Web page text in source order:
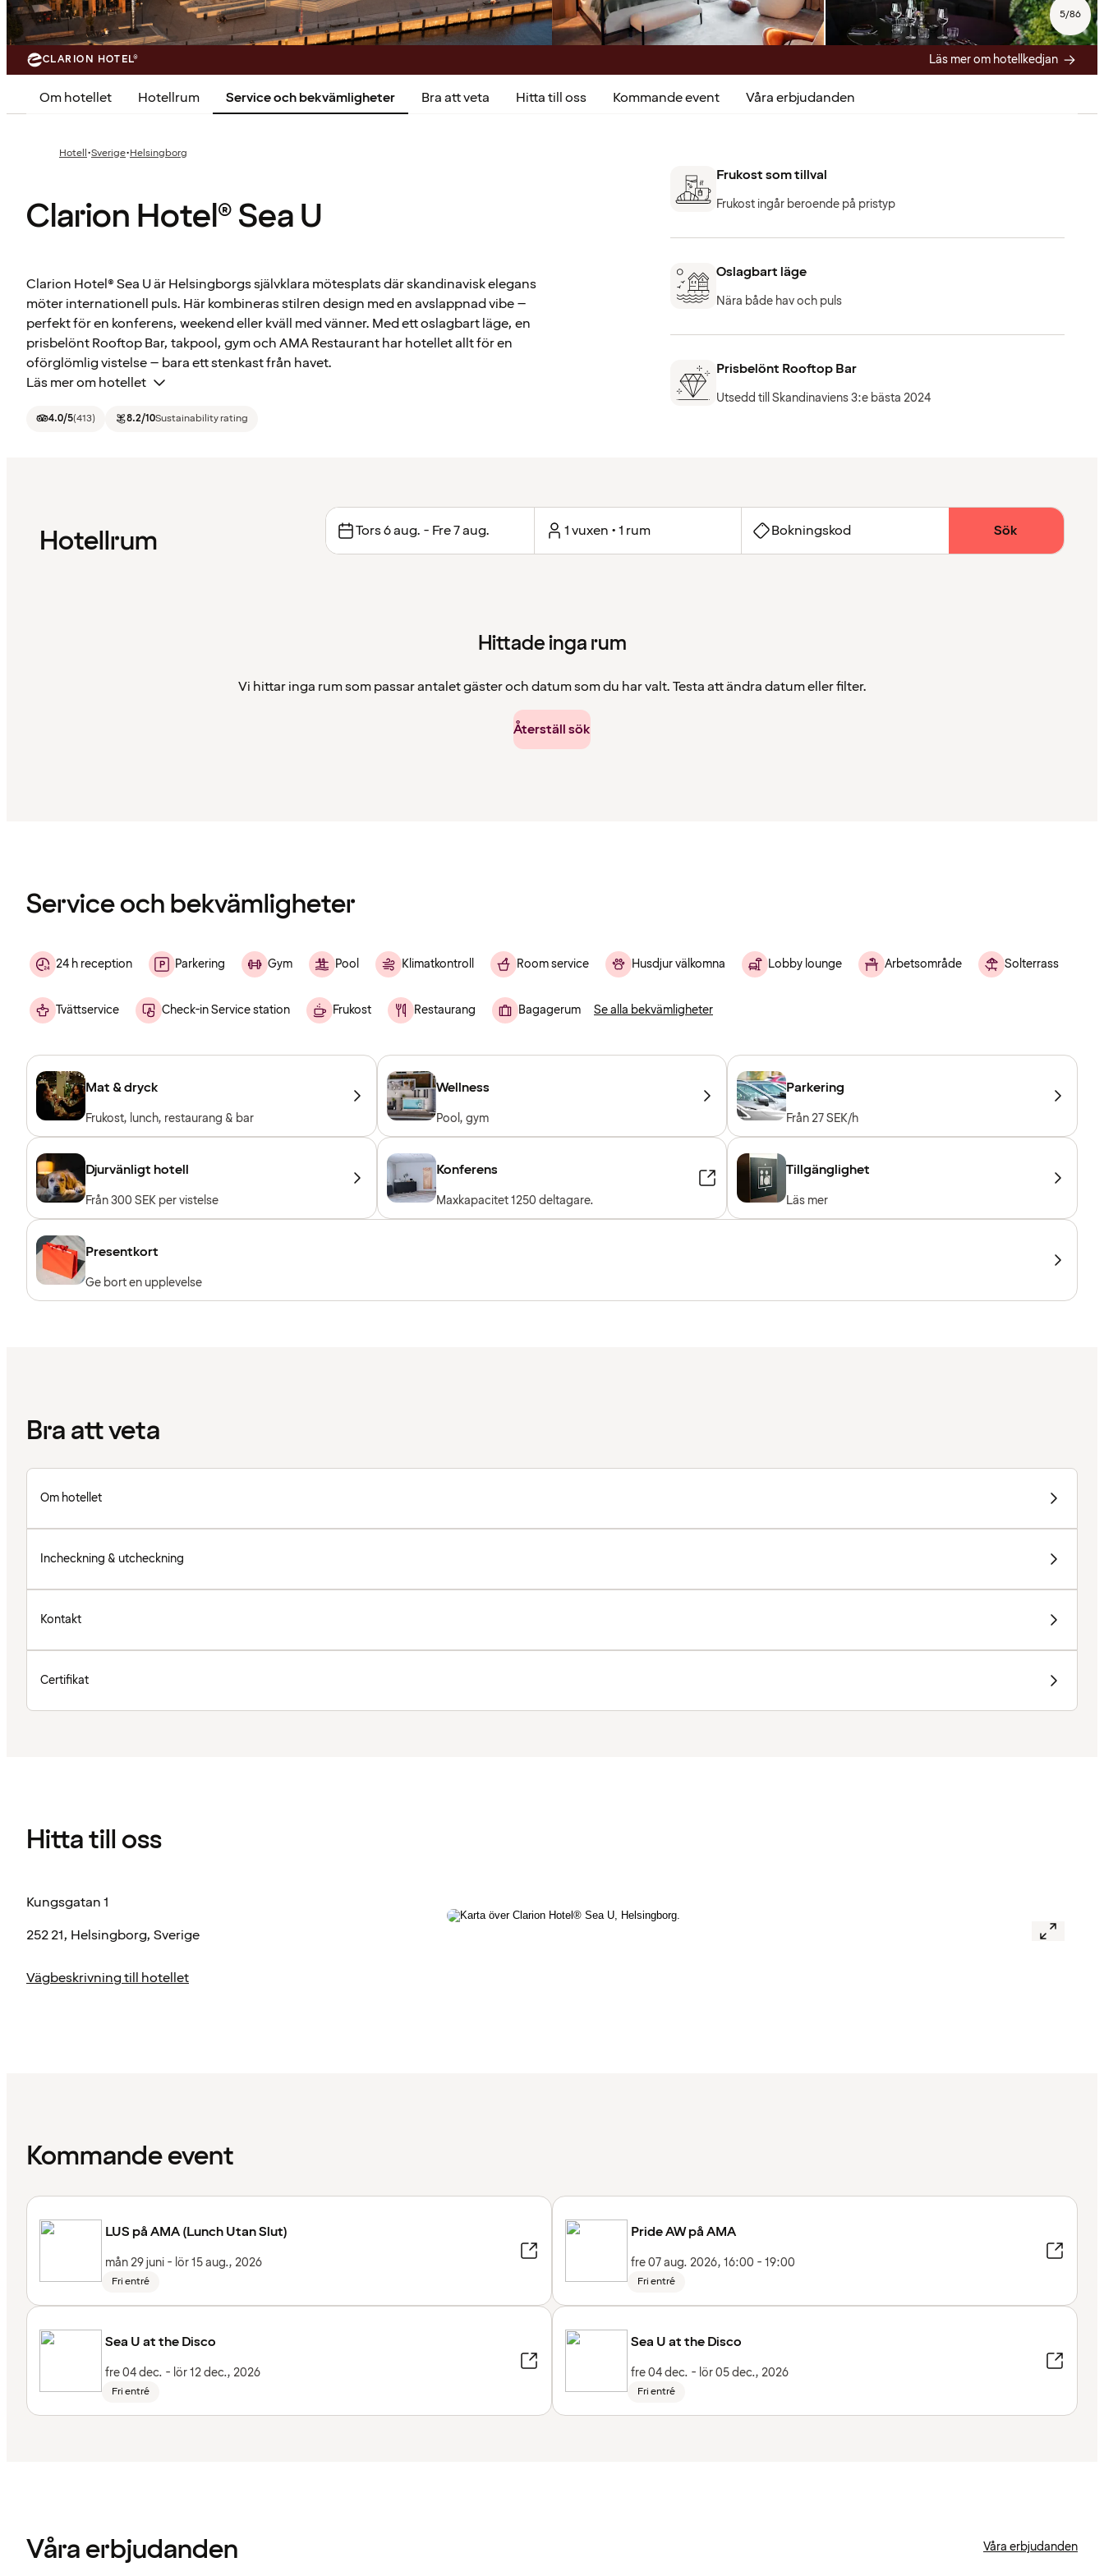
5/86
CLARION HOTEL® Läs mer om hotellkedjan
Om hotellet Hotellrum Service och bekvämligheter Bra att veta Hitta till oss Kommande event Våra erbjudanden
Hotell·Sverige·Helsingborg
Clarion Hotel® Sea U
Clarion Hotel® Sea U är Helsingborgs självklara mötesplats där skandinavisk elegans
möter internationell puls. Här kombineras stilren design med en avslappnad vibe –
perfekt för en konferens, weekend eller kväll med vänner. Med ett oslagbart läge, en
prisbelönt Rooftop Bar, takpool, gym och AMA Restaurant har hotellet allt för en
oförglömlig vistelse – bara ett stenkast från havet.
Läs mer om hotellet
4.0/5(413) 8.2/10Sustainability rating
Frukost som tillval
Frukost ingår beroende på pristyp
Oslagbart läge
Nära både hav och puls
Prisbelönt Rooftop Bar
Utsedd till Skandinaviens 3:e bästa 2024
Hotellrum Tors 6 aug. - Fre 7 aug. 1 vuxen • 1 rum Bokningskod Sök
Hittade inga rum
Vi hittar inga rum som passar antalet gäster och datum som du har valt. Testa att ändra datum eller filter.
Återställ sök
Service och bekvämligheter
24 h reception Parkering Gym Pool Klimatkontroll Room service Husdjur välkomna Lobby lounge Arbetsområde Solterrass
Tvättservice Check-in Service station Frukost Restaurang Bagagerum Se alla bekvämligheter
Mat & dryck
Frukost, lunch, restaurang & bar
Wellness
Pool, gym
Parkering
Från 27 SEK/h
Djurvänligt hotell
Från 300 SEK per vistelse
Konferens
Maxkapacitet 1250 deltagare.
Tillgänglighet
Läs mer
Presentkort
Ge bort en upplevelse
Bra att veta
Om hotellet
Incheckning & utcheckning
Kontakt
Certifikat
Hitta till oss
Kungsgatan 1
252 21, Helsingborg, Sverige
Vägbeskrivning till hotellet
Kommande event
LUS på AMA (Lunch Utan Slut)
mån 29 juni - lör 15 aug., 2026
Fri entré
Pride AW på AMA
fre 07 aug. 2026, 16:00 - 19:00
Fri entré
Sea U at the Disco
fre 04 dec. - lör 12 dec., 2026
Fri entré
Sea U at the Disco
fre 04 dec. - lör 05 dec., 2026
Fri entré
Våra erbjudanden Våra erbjudanden